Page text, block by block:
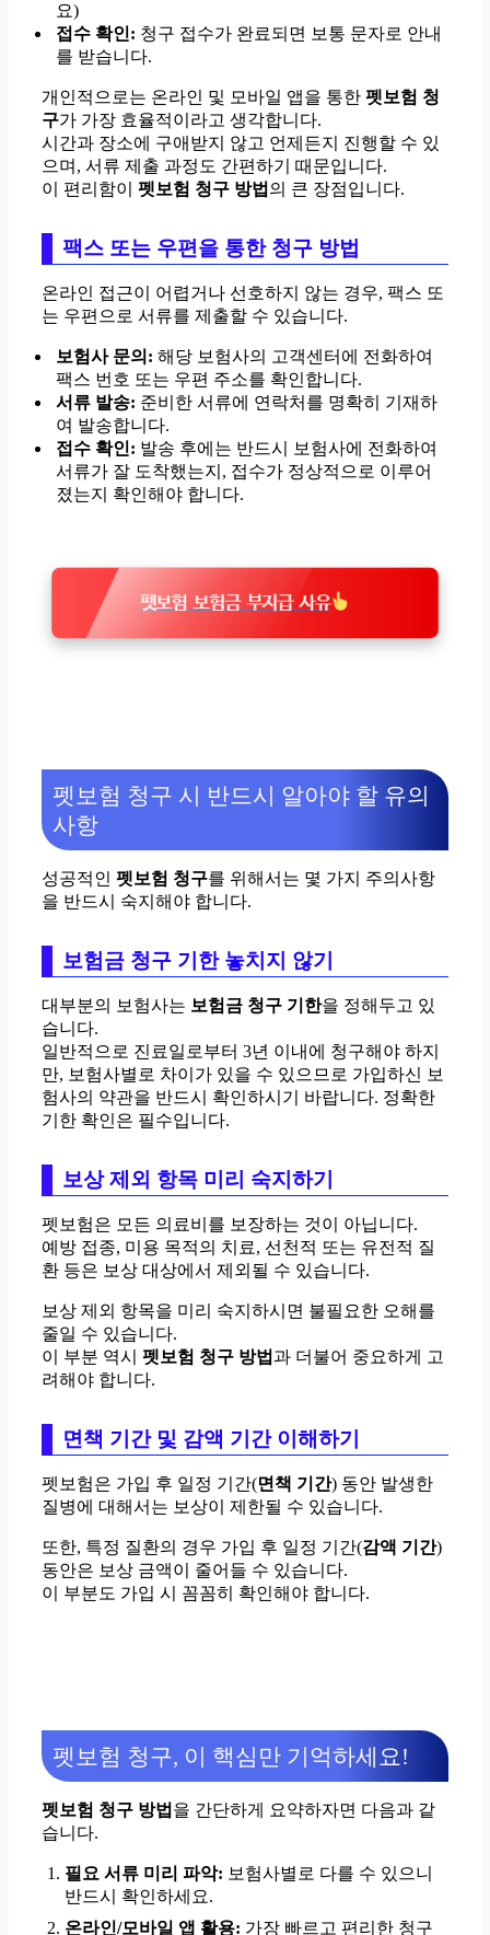
요)
접수 확인: 청구 접수가 완료되면 보통 문자로 안내
를 받습니다.
개인적으로는 온라인 및 모바일 앱을 통한 펫보험 청
구가 가장 효율적이라고 생각합니다.
시간과 장소에 구애받지 않고 언제든지 진행할 수 있
으며, 서류 제출 과정도 간편하기 때문입니다.
이 편리함이 펫보험 청구 방법 의 큰 장점입니다.
팩스 또는 우편을 통한 청구 방법
온라인 접근이 어렵거나 선호하지 않는 경우, 팩스 또
는 우편으로 서류를 제출할 수 있습니다.
보험사 문의: 해당 보험사의 고객센터에 전화하여
팩스 번호 또는 우편 주소를 확인합니다.
서류 발송: 준비한 서류에 연락처를 명확히 기재하
여 발송합니다.
접수 확인: 발송 후에는 반드시 보험사에 전화하여
서류가 잘 도착했는지, 접수가 정상적으로 이루어
졌는지 확인해야 합니다.
펫보험 보험금 부지급 사유
펫보험 청구 시 반드시 알아야 할 유의
사항
성공적인 펫보험 청구를 위해서는 몇 가지 주의사항
을 반드시 숙지해야 합니다.
보험금 청구 기한 놓치지 않기
대부분의 보험사는 보험금 청구 기한을 정해두고 있
습니다.
일반적으로 진료일로부터 3년 이내에 청구해야 하지
만, 보험사별로 차이가 있을 수 있으므로 가입하신 보
험사의 약관을 반드시 확인하시기 바랍니다. 정확한
기한 확인은 필수입니다.
보상 제외 항목 미리 숙지하기
펫보험은 모든 의료비를 보장하는 것이 아닙니다.
예방 접종, 미용 목적의 치료, 선천적 또는 유전적 질
환 등은 보상 대상에서 제외될 수 있습니다.
보상 제외 항목을 미리 숙지하시면 불필요한 오해를
줄일 수 있습니다.
이 부분 역시 펫보험 청구 방법과 더불어 중요하게 고
려해야 합니다.
면책 기간 및 감액 기간 이해하기
펫보험은 가입 후 일정 기간(면책 기간) 동안 발생한
질병에 대해서는 보상이 제한될 수 있습니다.
또한, 특정 질환의 경우 가입 후 일정 기간(감액 기간)
동안은 보상 금액이 줄어들 수 있습니다.
이 부분도 가입 시 꼼꼼히 확인해야 합니다.
펫보험 청구, 이 핵심만 기억하세요!
펫보험 청구 방법 을 간단하게 요약하자면 다음과 같
습니다.
필요 서류 미리 파악: 보험사별로 다를 수 있으니
반드시 확인하세요.
온라인/모바일 앱 활용: 가장 빠르고 편리한 청구